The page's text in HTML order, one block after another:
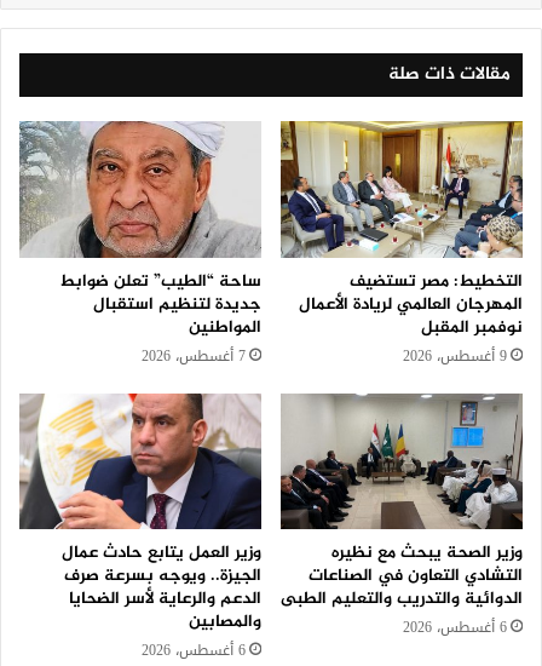
مقالات ذات صلة
التخطيط: مصر تستضيف
المهرجان العالمي لريادة الأعمال
نوفمبر المقبل
9 أغسطس، 2026
ساحة “الطيب” تعلن ضوابط
جديدة لتنظيم استقبال
المواطنين
7 أغسطس، 2026
وزير الصحة يبحث مع نظيره
التشادي التعاون في الصناعات
الدوائية والتدريب والتعليم الطبى
6 أغسطس، 2026
وزير العمل يتابع حادث عمال
الجيزة.. ويوجه بسرعة صرف
الدعم والرعاية لأسر الضحايا
والمصابين
6 أغسطس، 2026